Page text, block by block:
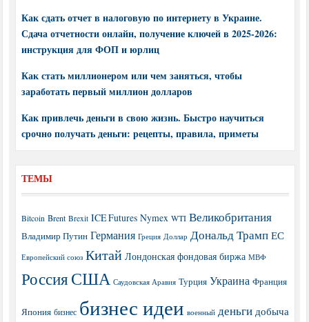
Как сдать отчет в налоговую по интернету в Украине.
Сдача отчетности онлайн, получение ключей в 2025-2026:
инструкция для ФОП и юрлиц
Как стать миллионером или чем заняться, чтобы
заработать первый миллион долларов
Как привлечь деньги в свою жизнь. Быстро научиться
срочно получать деньги: рецепты, правила, приметы
ТЕМЫ
Bitcoin Brent Brexit ICE Futures Nymex WTI Великобритания
Владимир Путин Германия Греция Доллар Дональд Трамп ЕС
Европейский союз Китай Лондонская фондовая биржа МВФ
РоссияСША Саудовская Аравия Турция Украина Франция
Япония бизнес бизнес идеи военный деньги добыча